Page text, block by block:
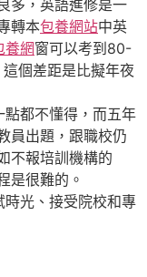
多，英語進修是一
轉本包養網站中英
養網窗可以考到80-
個差距是比擬年夜
點都不懂得，而五年
員出題，跟職校仍
不報培訓機構的
是很難的。
時光、接受院校和專